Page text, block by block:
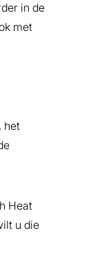
in de
met
het
Heat
u die